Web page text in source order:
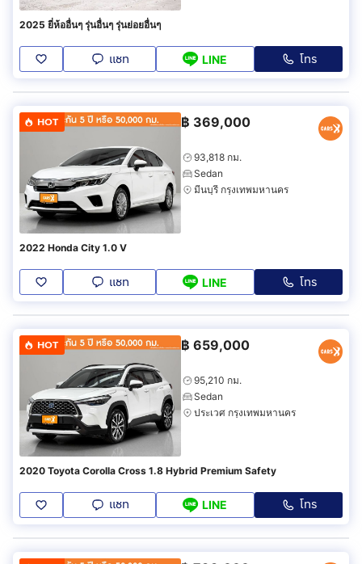
2025 ยี่ห้ออื่นๆ รุ่นอื่นๆ รุ่นย่อยอื่นๆ
แชท LINE โทร
HOT ฿ 369,000
93,818 กม.
Sedan
มีนบุรี กรุงเทพมหานคร
2022 Honda City 1.0 V
แชท LINE โทร
HOT ฿ 659,000
95,210 กม.
Sedan
ประเวศ กรุงเทพมหานคร
2020 Toyota Corolla Cross 1.8 Hybrid Premium Safety
แชท LINE โทร